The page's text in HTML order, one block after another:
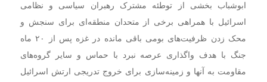
ابوشباب بخشی از توطئه مشترک رهبران سیاسی و نظامی
اسرائیل با همراهی برخی از متحدان منطقه‌ای برای سنجش و
محک زدن ظرفیت‌های بومی باقی مانده در غزه پس از ۲۰ ماه
جنگ با هدف واگذاری عرصه نبرد با حماس و سایر گروه‌های
مقاومت به آنها و زمینه‌سازی برای خروج تدریجی ارتش اسرائیل